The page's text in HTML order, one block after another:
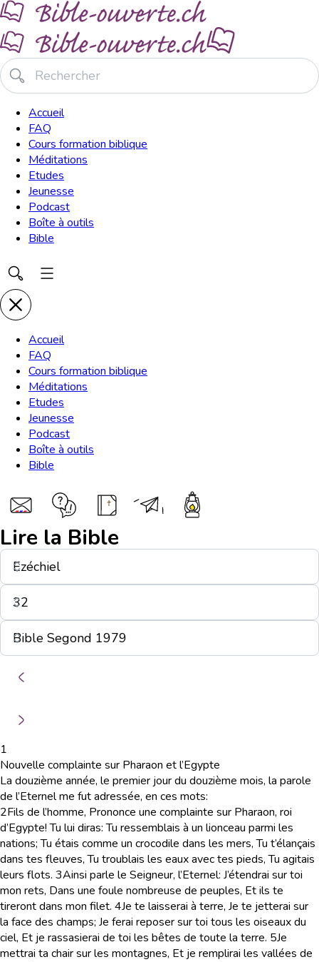
Accueil
FAQ
Cours formation biblique
Méditations
Etudes
Jeunesse
Podcast
Boîte à outils
Bible
Accueil
FAQ
Cours formation biblique
Méditations
Etudes
Jeunesse
Podcast
Boîte à outils
Bible
Lire la Bible
1
Nouvelle complainte sur Pharaon et l’Egypte
La douzième année, le premier jour du douzième mois, la parole
de l’Eternel me fut adressée, en ces mots:
2Fils de l’homme, Prononce une complainte sur Pharaon, roi
d’Egypte! Tu lui diras: Tu ressemblais à un lionceau parmi les
nations; Tu étais comme un crocodile dans les mers, Tu t’élançais
dans tes fleuves, Tu troublais les eaux avec tes pieds, Tu agitais
leurs flots. 3Ainsi parle le Seigneur, l’Eternel: J’étendrai sur toi
mon rets, Dans une foule nombreuse de peuples, Et ils te
tireront dans mon filet. 4Je te laisserai à terre, Je te jetterai sur
la face des champs; Je ferai reposer sur toi tous les oiseaux du
ciel, Et je rassasierai de toi les bêtes de toute la terre. 5Je
mettrai ta chair sur les montagnes, Et je remplirai les vallées de